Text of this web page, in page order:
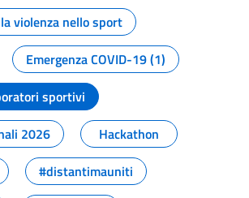
della pagina
violenza nello sport
Emergenza COVID-19 (1)
sportivi
2026
Hackathon
#distantimauniti